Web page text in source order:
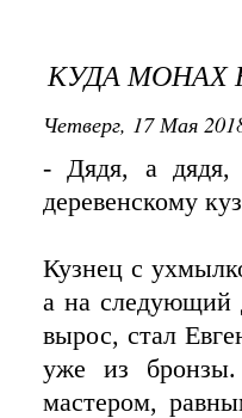
КУДА МОНАХ
Четверг, 17 Мая
- Дядя, а дядя,
деревенскому
Кузнец с
а на следующий
вырос, стал
уже из
мастером,